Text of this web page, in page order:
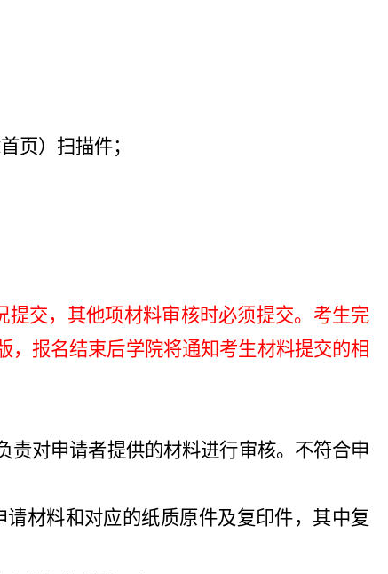
页）扫描件；
交，其他项材料审核时必须提交。考生完
报名结束后学院将通知考生材料提交的相
责对申请者提供的材料进行审核。不符合申
材料和对应的纸质原件及复印件，其中复